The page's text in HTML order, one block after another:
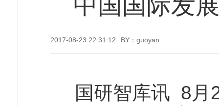
2017-08-23 22:31:12 BY：guoyan
国研智库讯 8月